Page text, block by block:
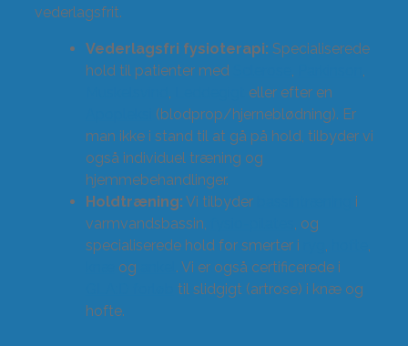
vederlagsfrit.
Vederlagsfri fysioterapi: Specialiserede
hold til patienter med
eller efter en
(blodprop/hjerneblødning). Er
man ikke i stand til at gå på hold, tilbyder vi
også individuel træning og
hjemmebehandlinger.
Holdtræning: Vi tilbyder
i
varmvandsbassin,
, og
specialiserede hold for smerter i
og
. Vi er også certificerede i
til slidgigt (artrose) i knæ og
hofte.